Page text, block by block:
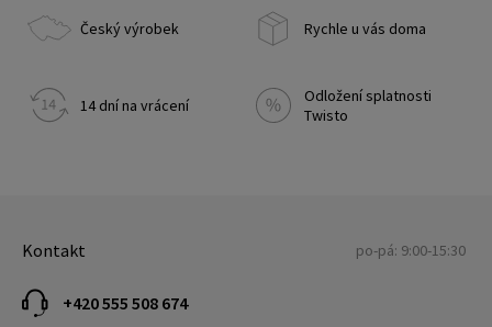
Český výrobek Rychle u vás doma
14 dní na vrácení
Odložení splatnosti
Twisto
Kontakt po-pá: 9:00-15:30
+420 555 508 674